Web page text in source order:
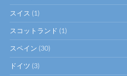
スイス (1)
スコットランド (1)
スペイン (30)
ドイツ (3)